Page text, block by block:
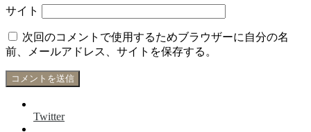
サイト
次回のコメントで使用するためブラウザーに自分の名
前、メールアドレス、サイトを保存する。
Twitter